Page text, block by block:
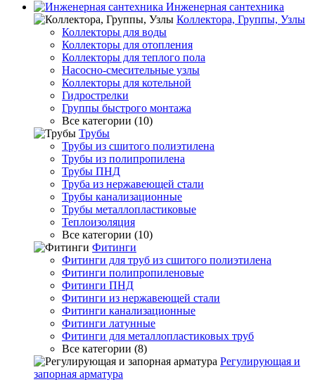
Инженерная сантехника
Коллектора, Группы, Узлы
Коллекторы для воды
Коллекторы для отопления
Коллекторы для теплого пола
Насосно-смесительные узлы
Коллекторы для котельной
Гидрострелки
Группы быстрого монтажа
Все категории (10)
Трубы
Трубы из сшитого полиэтилена
Трубы из полипропилена
Трубы ПНД
Труба из нержавеющей стали
Трубы канализационные
Трубы металлопластиковые
Теплоизоляция
Все категории (10)
Фитинги
Фитинги для труб из сшитого полиэтилена
Фитинги полипропиленовые
Фитинги ПНД
Фитинги из нержавеющей стали
Фитинги канализационные
Фитинги латунные
Фитинги для металлопластиковых труб
Все категории (8)
Регулирующая и
запорная арматура